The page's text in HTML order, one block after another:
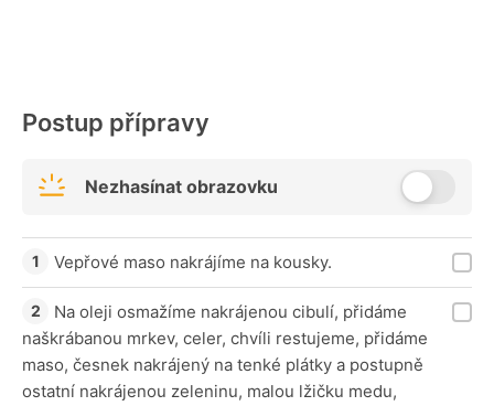
Postup přípravy
Nezhasínat obrazovku
Vepřové maso nakrájíme na kousky.
Na oleji osmažíme nakrájenou cibulí, přidáme
naškrábanou mrkev, celer, chvíli restujeme, přidáme
maso, česnek nakrájený na tenké plátky a postupně
ostatní nakrájenou zeleninu, malou lžičku medu,